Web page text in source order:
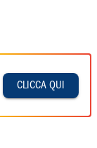
CLICCA QUI